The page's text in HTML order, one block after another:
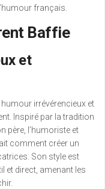
français.
Baffie
et
irrévérencieux et
Inspiré par la tradition
père, l’humoriste et
comment créer un
Son style est
et direct, amenant les